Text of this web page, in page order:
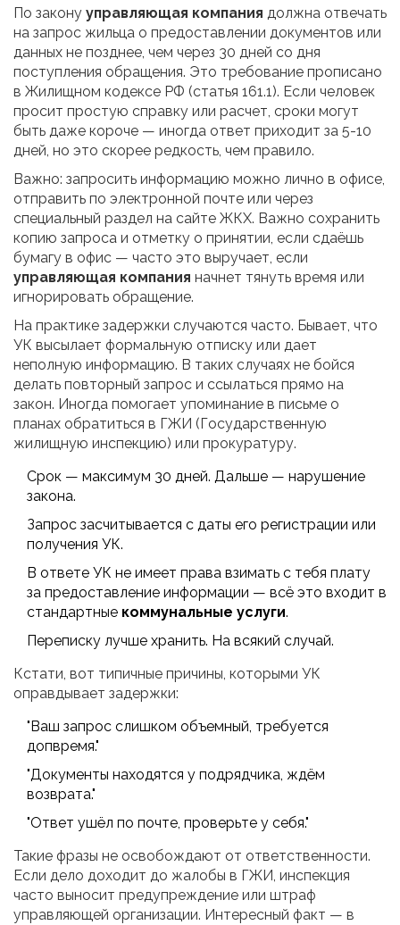
По закону управляющая компания должна отвечать
на запрос жильца о предоставлении документов или
данных не позднее, чем через 30 дней со дня
поступления обращения. Это требование прописано
в Жилищном кодексе РФ (статья 161.1). Если человек
просит простую справку или расчет, сроки могут
быть даже короче — иногда ответ приходит за 5-10
дней, но это скорее редкость, чем правило.
Важно: запросить информацию можно лично в офисе,
отправить по электронной почте или через
специальный раздел на сайте ЖКХ. Важно сохранить
копию запроса и отметку о принятии, если сдаёшь
бумагу в офис — часто это выручает, если
управляющая компания начнет тянуть время или
игнорировать обращение.
На практике задержки случаются часто. Бывает, что
УК высылает формальную отписку или дает
неполную информацию. В таких случаях не бойся
делать повторный запрос и ссылаться прямо на
закон. Иногда помогает упоминание в письме о
планах обратиться в ГЖИ (Государственную
жилищную инспекцию) или прокуратуру.
Срок — максимум 30 дней. Дальше — нарушение
закона.
Запрос засчитывается с даты его регистрации или
получения УК.
В ответе УК не имеет права взимать с тебя плату
за предоставление информации — всё это входит в
стандартные коммунальные услуги.
Переписку лучше хранить. На всякий случай.
Кстати, вот типичные причины, которыми УК
оправдывает задержки:
"Ваш запрос слишком объемный, требуется
допвремя."
"Документы находятся у подрядчика, ждём
возврата."
"Ответ ушёл по почте, проверьте у себя."
Такие фразы не освобождают от ответственности.
Если дело доходит до жалобы в ГЖИ, инспекция
часто выносит предупреждение или штраф
управляющей организации. Интересный факт — в